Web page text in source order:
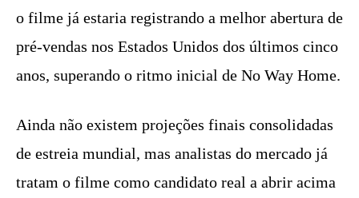
o filme já estaria registrando a melhor abertura de
pré-vendas nos Estados Unidos dos últimos cinco
anos, superando o ritmo inicial de No Way Home.
Ainda não existem projeções finais consolidadas
de estreia mundial, mas analistas do mercado já
tratam o filme como candidato real a abrir acima